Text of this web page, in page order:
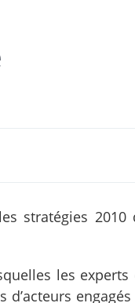
stratégies 2010
les experts
engagés